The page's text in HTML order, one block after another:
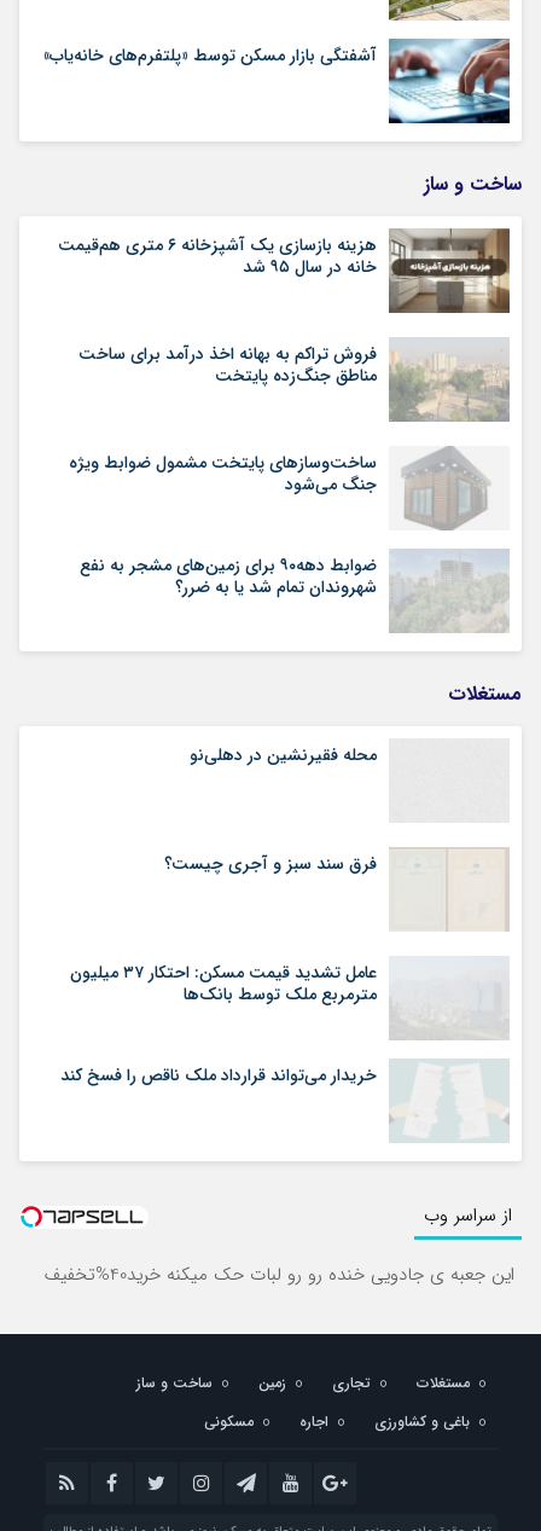
آشفتگی بازار مسکن توسط «پلتفرم‌های خانه‌یاب»
ساخت و ساز
هزینه بازسازی یک آشپزخانه ۶ متری هم‌قیمت
خانه در سال ۹۵ شد
فروش تراکم به بهانه اخذ درآمد برای ساخت
مناطق جنگ‌زده پایتخت
ساخت‌وسازهای پایتخت مشمول ضوابط ویژه
جنگ می‌شود
ضوابط دهه۹۰ برای زمین‌های مشجر به نفع
شهروندان تمام شد یا به ضرر؟
مستغلات
محله فقیرنشین در دهلی‏‌نو
فرق سند سبز و آجری چیست؟
عامل تشدید قیمت مسکن: احتکار ۳۷ میلیون
مترمربع ملک توسط بانک‌ها
خریدار می‌تواند قرارداد ملک ناقص را فسخ کند
از سراسر وب
این جعبه ی جادویی خنده رو رو لبات حک میکنه خرید40%تخفیف
مستغلات تجاری زمین
ساخت و ساز
باغی و کشاورزی
اجاره مسکونی